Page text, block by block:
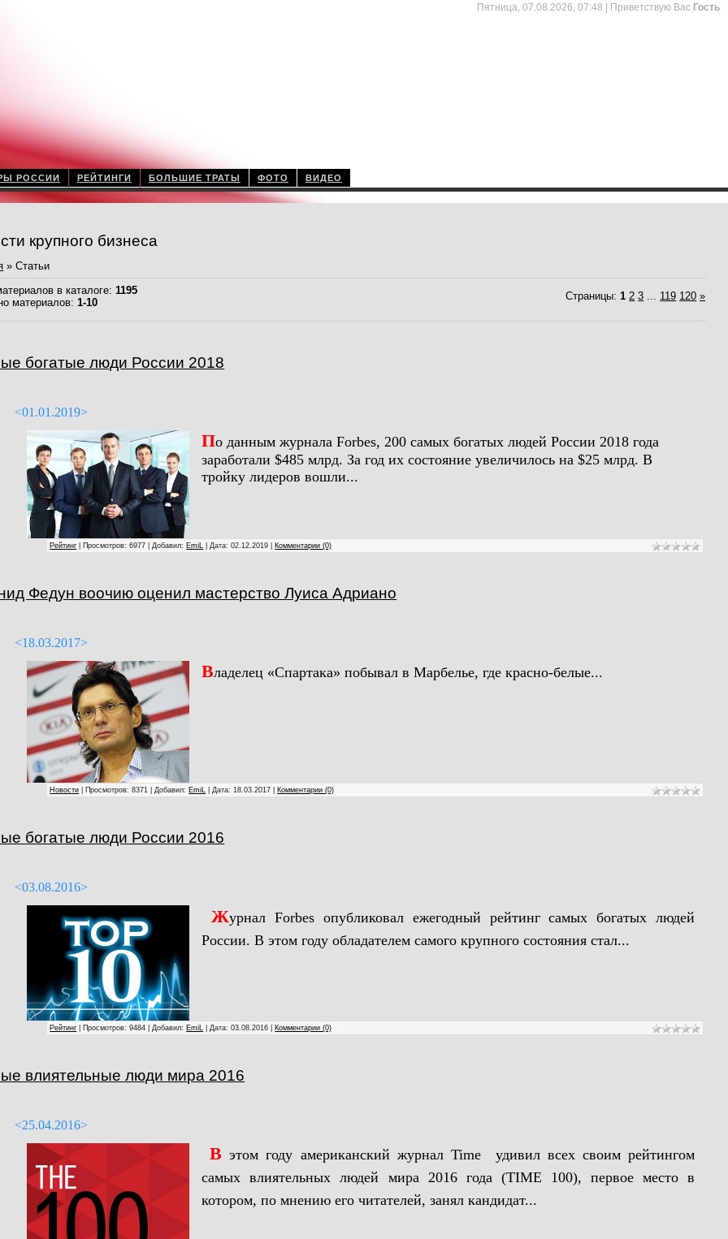
Пятница, 07.08.2026, 07:48 | Приветствую Вас Гость
РОССИИ РЕЙТИНГИ БОЛЬШИЕ ТРАТЫ ФОТО ВИДЕО
крупного бизнеса
»Статьи
в каталоге:1195
материалов:1-10
Страницы:1 2 3 ... 119 120 »
богатые люди России 2018
<01.01.2019>
По данным журнала Forbes, 200 самых богатых людей России 2018 года
заработали $485 млрд. За год их состояние увеличилось на $25 млрд. В
тройку лидеров вошли...
Рейтинг | Просмотров: 6977 | Добавил: EmiL | Дата:02.12.2019 Комментарии (0)
Федун воочию оценил мастерство Луиса Адриано
<18.03.2017>
Владелец «Спартака» побывал в Марбелье, где красно-белые...
Новости | Просмотров: 8371 | Добавил: EmiL | Дата: 18.03.2017 Комментарии (0)
богатые люди России 2016
<03.08.2016>
Журнал Forbes опубликовал ежегодный рейтинг самых богатых людей
России. В этом году обладателем самого крупного состояния стал...
Рейтинг | Просмотров: 9484 | Добавил: EmiL | Дата:03.08.2016 Комментарии (0)
влиятельные люди мира 2016
<25.04.2016>
В этом году американский журнал Time удивил всех своим рейтингом
самых влиятельных людей мира 2016 года (TIME 100), первое место в
котором, по мнению его читателей, занял кандидат...